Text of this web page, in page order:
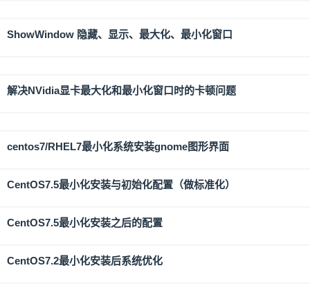
ShowWindow 隐藏、显示、最大化、最小化窗口
解决NVidia显卡最大化和最小化窗口时的卡顿问题
centos7/RHEL7最小化系统安装gnome图形界面
CentOS7.5最小化安装与初始化配置（做标准化）
CentOS7.5最小化安装之后的配置
CentOS7.2最小化安装后系统优化